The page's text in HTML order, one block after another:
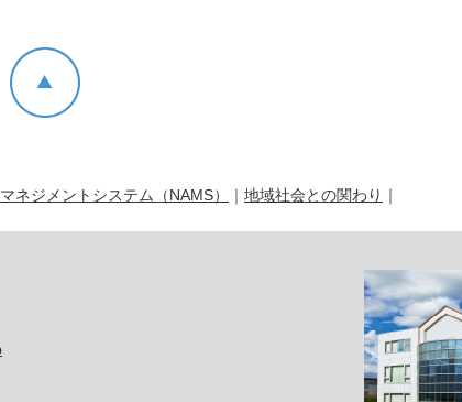
ネジメントシステム（NAMS） ｜ 地域社会との関わり ｜